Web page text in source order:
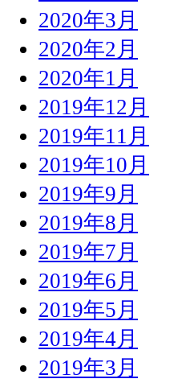
2020年3月
2020年2月
2020年1月
2019年12月
2019年11月
2019年10月
2019年9月
2019年8月
2019年7月
2019年6月
2019年5月
2019年4月
2019年3月